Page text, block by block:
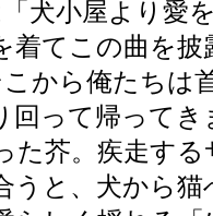
犬小屋より愛
着てこの曲を
から俺たちは
回って帰って
た芥。疾走す
うと、犬から猫